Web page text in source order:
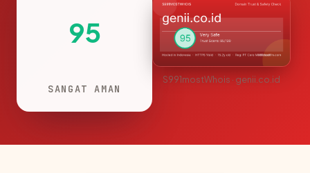
95
SANGAT AMAN
S991mostWhois · genii.co.id